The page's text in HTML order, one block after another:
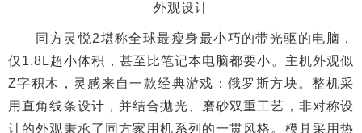
外观设计
同方灵悦2堪称全球最瘦身最小巧的带光驱的电脑，
仅1.8L超小体积，甚至比笔记本电脑都要小。主机外观似
Z字积木，灵感来自一款经典游戏：俄罗斯方块。整机采
用直角线条设计，并结合抛光、磨砂双重工艺，非对称设
计的外观秉承了同方家用机系列的一贯风格。模具采用热